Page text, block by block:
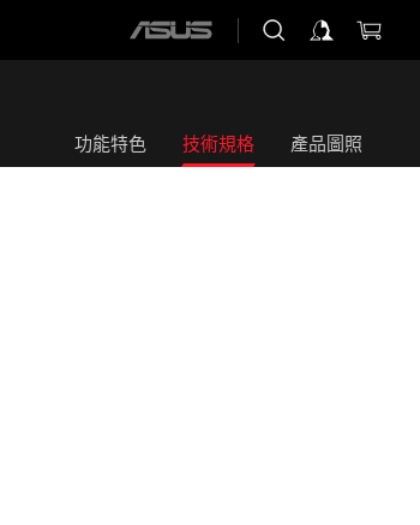
ASUS
功能特色 技術規格 產品圖照